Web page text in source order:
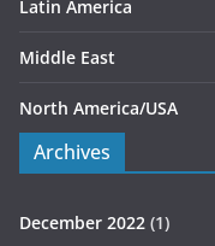
Latin America
Middle East
North America/USA
Archives
December 2022 (1)